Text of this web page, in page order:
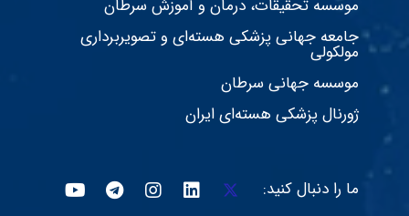
موسسه تحقیقات، درمان و آموزش سرطان
جامعه جهانی پزشکی هسته‌ای و تصویربرداری
مولکولی
موسسه جهانی سرطان
ژورنال پزشکی هسته‌ای ایران
ما را دنبال کنید: